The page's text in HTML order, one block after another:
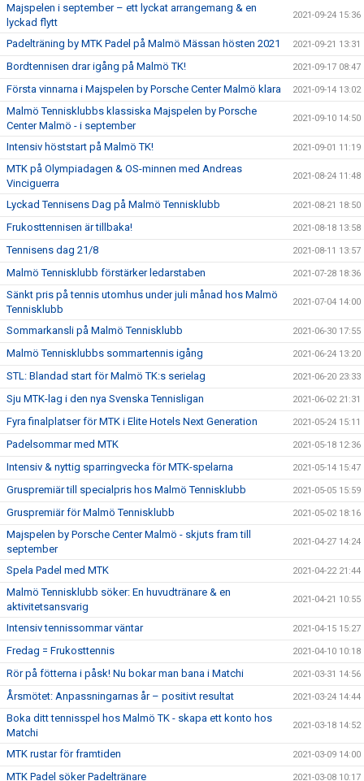
Majspelen i september – ett lyckat arrangemang & en
lyckad flytt
2021-09-24 15:36
Padelträning by MTK Padel på Malmö Mässan hösten 2021 2021-09-21 13:31
Bordtennisen drar igång på Malmö TK! 2021-09-17 08:47
Första vinnarna i Majspelen by Porsche Center Malmö klara 2021-09-14 13:02
Malmö Tennisklubbs klassiska Majspelen by Porsche
Center Malmö - i september
2021-09-10 14:50
Intensiv höststart på Malmö TK! 2021-09-01 11:19
MTK på Olympiadagen & OS-minnen med Andreas
Vinciguerra
2021-08-24 11:48
Lyckad Tennisens Dag på Malmö Tennisklubb 2021-08-21 18:50
Frukosttennisen är tillbaka! 2021-08-18 13:58
Tennisens dag 21/8 2021-08-11 13:57
Malmö Tennisklubb förstärker ledarstaben 2021-07-28 18:36
Sänkt pris på tennis utomhus under juli månad hos Malmö
Tennisklubb
2021-07-04 14:00
Sommarkansli på Malmö Tennisklubb 2021-06-30 17:55
Malmö Tennisklubbs sommartennis igång 2021-06-24 13:20
STL: Blandad start för Malmö TK:s serielag 2021-06-20 23:33
Sju MTK-lag i den nya Svenska Tennisligan 2021-06-02 21:31
Fyra finalplatser för MTK i Elite Hotels Next Generation 2021-05-24 15:11
Padelsommar med MTK 2021-05-18 12:36
Intensiv & nyttig sparringvecka för MTK-spelarna 2021-05-14 15:47
Gruspremiär till specialpris hos Malmö Tennisklubb 2021-05-05 15:59
Gruspremiär för Malmö Tennisklubb 2021-05-02 18:16
Majspelen by Porsche Center Malmö - skjuts fram till
september
2021-04-27 14:24
Spela Padel med MTK 2021-04-22 21:44
Malmö Tennisklubb söker: En huvudtränare & en
aktivitetsansvarig
2021-04-21 10:55
Intensiv tennissommar väntar 2021-04-15 15:27
Fredag = Frukosttennis 2021-04-10 10:18
Rör på fötterna i påsk! Nu bokar man bana i Matchi 2021-03-31 14:56
Årsmötet: Anpassningarnas år – positivt resultat 2021-03-24 14:44
Boka ditt tennisspel hos Malmö TK - skapa ett konto hos
Matchi
2021-03-18 14:52
MTK rustar för framtiden 2021-03-09 14:00
MTK Padel söker Padeltränare 2021-03-08 10:17